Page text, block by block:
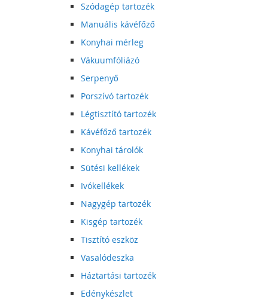
Szódagép tartozék
Manuális kávéfőző
Konyhai mérleg
Vákuumfóliázó
Serpenyő
Porszívó tartozék
Légtisztító tartozék
Kávéfőző tartozék
Konyhai tárolók
Sütési kellékek
Ivókellékek
Nagygép tartozék
Kisgép tartozék
Tisztító eszköz
Vasalódeszka
Háztartási tartozék
Edénykészlet